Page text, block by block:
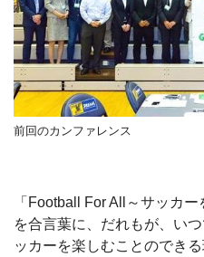
前回のカンファレンス
「Football For All～サッカ
を合言葉に、だれもが、い
ッカーを楽しむことのでき